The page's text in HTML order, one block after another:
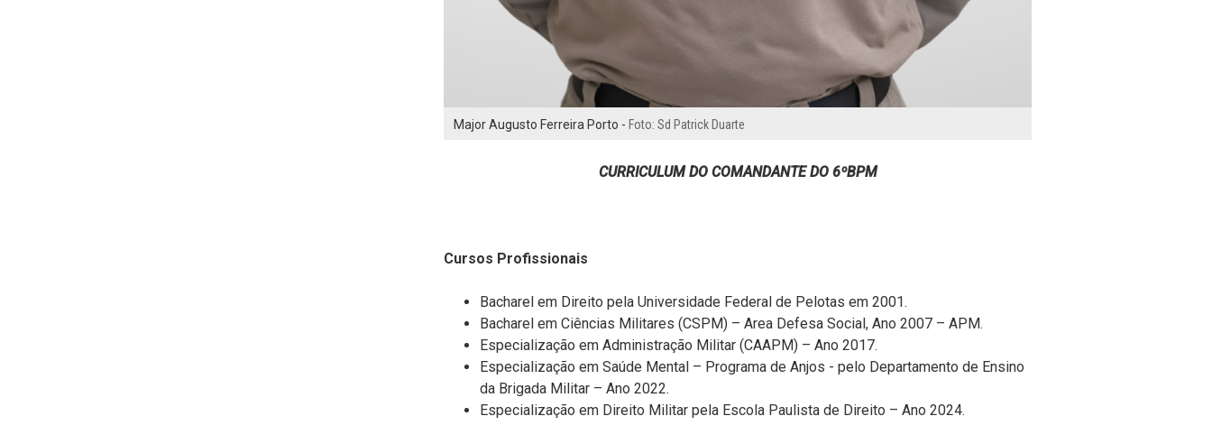
Major Augusto Ferreira Porto - Foto: Sd Patrick Duarte
CURRICULUM DO COMANDANTE DO 6ºBPM
Cursos Profissionais
Bacharel em Direito pela Universidade Federal de Pelotas em 2001.
Bacharel em Ciências Militares (CSPM) – Area Defesa Social, Ano 2007 – APM.
Especialização em Administração Militar (CAAPM) – Ano 2017.
Especialização em Saúde Mental – Programa de Anjos - pelo Departamento de Ensino
da Brigada Militar – Ano 2022.
Especialização em Direito Militar pela Escola Paulista de Direito – Ano 2024.